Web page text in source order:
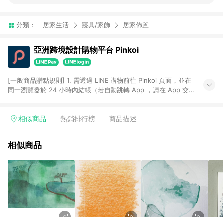
分類： 居家生活 寢具/家飾 居家佈置
亞洲跨境設計購物平台 Pinkoi
[一般商品贈點規則] 1. 需透過 LINE 購物前往 Pinkoi 頁面，並在
同一瀏覽器於 24 小時內結帳（若自動跳轉 App ，請在 App 交
回饋訂單不得享有 Pinkoi 站方優惠，例如首購優惠，P coins，
行為，不具贈點資格，部分退款不在此限。 6. APP 請更新至
貨後 45 天後發送。 8. 群眾募資商品，禮物卡，開館保證金，補
運費，攤位費等不具贈點資格。 9. LINE 購物站上之商品規格、
顏色、價位、贈品如與 Pinkoi 商品資訊頁及購物車不符，以
Pinkoi 購物商品資訊頁及購物車標示為準。 10. 點數紅包使用規
則請以點數紅包活動說明為準。 11. 若於 LINE 購物前往 Pinkoi
頁面後才首次下載 Pinkoi APP 並完成訂單，不符合導購資格；承
相似商品 熱銷排行榜 商品描述
相似商品